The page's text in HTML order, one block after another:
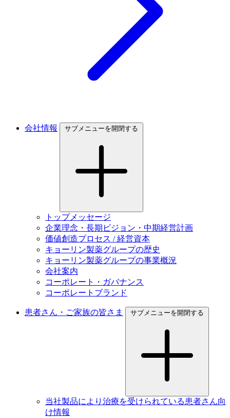
会社情報 サブメニューを開閉する
トップメッセージ
企業理念・長期ビジョン・中期経営計画
価値創造プロセス / 経営資本
キョーリン製薬グループの歴史
キョーリン製薬グループの事業概況
会社案内
コーポレート・ガバナンス
コーポレートブランド
患者さん・ご家族の皆さま サブメニューを開閉する
当社製品により治療を受けられている患者さん向
け情報